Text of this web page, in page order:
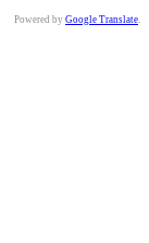
Powered by Google Translate